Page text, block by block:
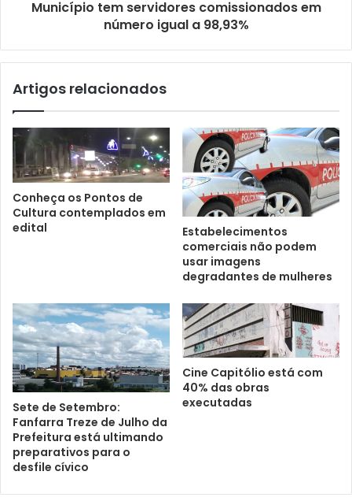
Município tem servidores comissionados em
número igual a 98,93%
Artigos relacionados
Conheça os Pontos de
Cultura contemplados em
edital
Estabelecimentos
comerciais não podem
usar imagens
degradantes de mulheres
Sete de Setembro:
Fanfarra Treze de Julho da
Prefeitura está ultimando
preparativos para o
desfile cívico
Cine Capitólio está com
40% das obras
executadas